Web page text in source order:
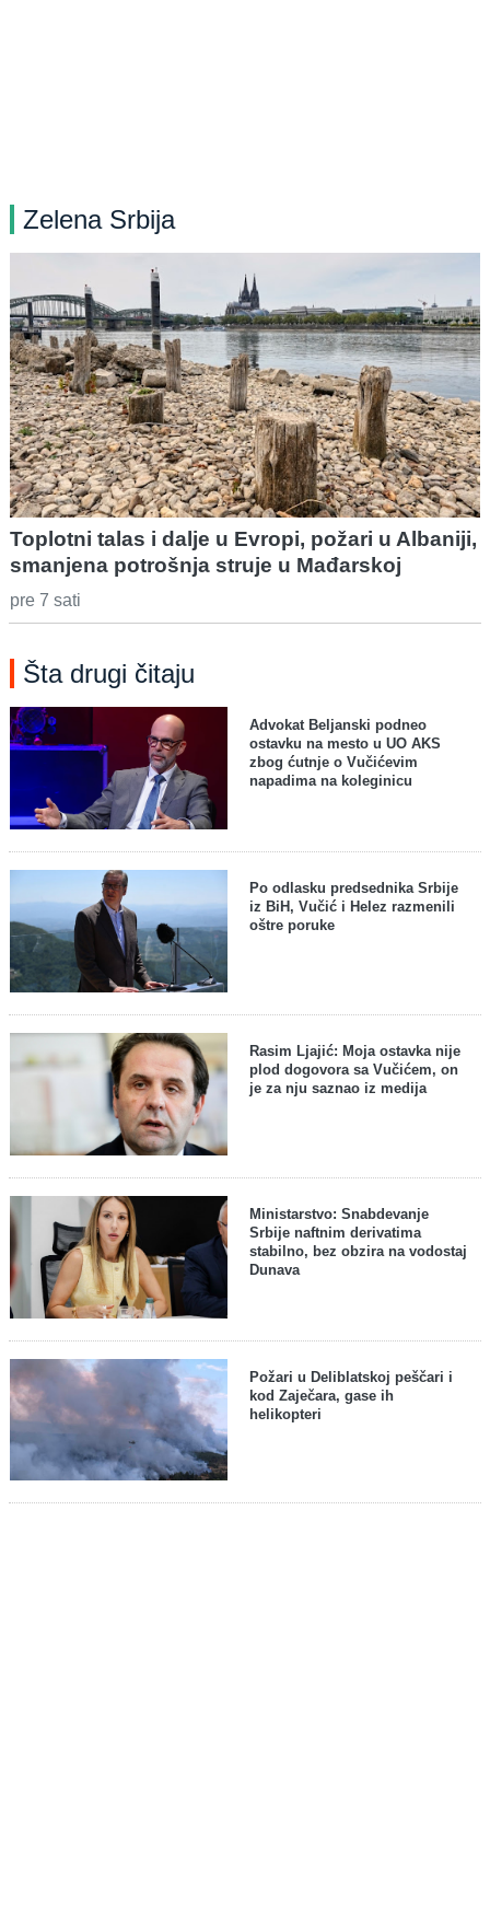
Zelena Srbija
Toplotni talas i dalje u Evropi, požari u Albaniji,
smanjena potrošnja struje u Mađarskoj
pre 7 sati
Šta drugi čitaju
Advokat Beljanski podneo
ostavku na mesto u UO AKS
zbog ćutnje o Vučićevim
napadima na koleginicu
Po odlasku predsednika Srbije
iz BiH, Vučić i Helez razmenili
oštre poruke
Rasim Ljajić: Moja ostavka nije
plod dogovora sa Vučićem, on
je za nju saznao iz medija
Ministarstvo: Snabdevanje
Srbije naftnim derivatima
stabilno, bez obzira na vodostaj
Dunava
Požari u Deliblatskoj peščari i
kod Zaječara, gase ih
helikopteri